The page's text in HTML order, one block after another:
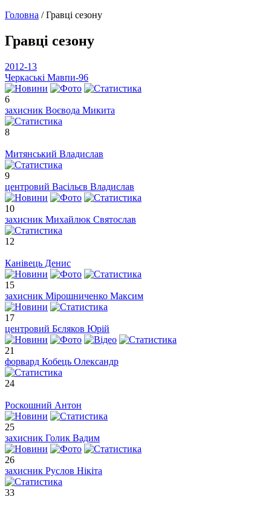
Головна /Гравці сезону
Гравці сезону
2012-13
Черкаські Мавпи-96
6
захисник Воєвода Микита
8
Митянський Владислав
9
центровий Васільєв Владислав
10
захисник Михайлюк Святослав
12
Канівець Денис
15
захисник Мірошниченко Максим
17
центровий Бєляков Юрій
21
форвард Кобець Олександр
24
Роскошний Антон
25
захисник Голик Вадим
26
захисник Руслов Нікіта
33